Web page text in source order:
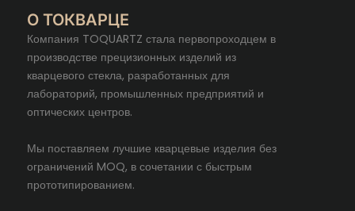
О ТОКВАРЦЕ
Компания TOQUARTZ стала первопроходцем в
производстве прецизионных изделий из
кварцевого стекла, разработанных для
лабораторий, промышленных предприятий и
оптических центров.
Мы поставляем лучшие кварцевые изделия без
ограничений MOQ, в сочетании с быстрым
прототипированием.